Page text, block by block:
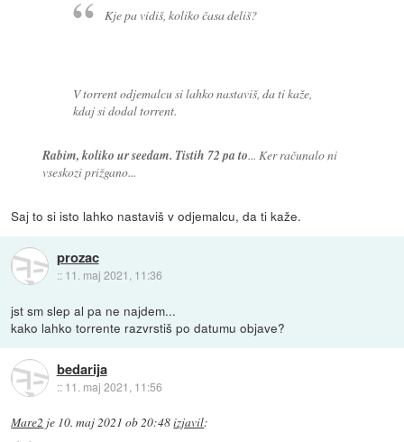
Kje pa vidiš, koliko časa deliš?
V torrent odjemalcu si lahko nastaviš, da ti kaže,
kdaj si dodal torrent.
Rabim, koliko ur seedam. Tistih 72 pa to... Ker računalo ni
vseskozi prižgano...
Saj to si isto lahko nastaviš v odjemalcu, da ti kaže.
prozac
:: 11. maj 2021, 11:36
jst sm slep al pa ne najdem...
kako lahko torrente razvrstiš po datumu objave?
bedarija
:: 11. maj 2021, 11:56
Mare2 je 10. maj 2021 ob 20:48izjavil: